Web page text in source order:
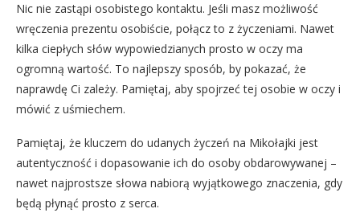
Nic nie zastąpi osobistego kontaktu. Jeśli masz możliwość
wręczenia prezentu osobiście, połącz to z życzeniami. Nawet
kilka ciepłych słów wypowiedzianych prosto w oczy ma
ogromną wartość. To najlepszy sposób, by pokazać, że
naprawdę Ci zależy. Pamiętaj, aby spojrzeć tej osobie w oczy i
mówić z uśmiechem.
Pamiętaj, że kluczem do udanych życzeń na Mikołajki jest
autentyczność i dopasowanie ich do osoby obdarowywanej –
nawet najprostsze słowa nabiorą wyjątkowego znaczenia, gdy
będą płynąć prosto z serca.